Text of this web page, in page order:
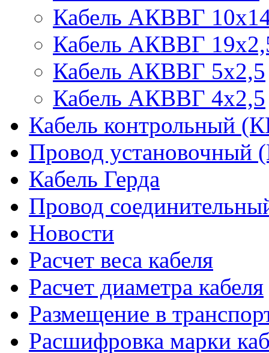
Кабель АКВВГ
Кабель АКВВГ
Кабель АКВВГ 5х2,5
Кабель АКВВГ 4х2,5
Кабель контрольный
Провод
Кабель Герда
Провод
Новости
Расчет веса кабеля
Расчет диаметра кабеля
Размещение в
Расшифровка марки